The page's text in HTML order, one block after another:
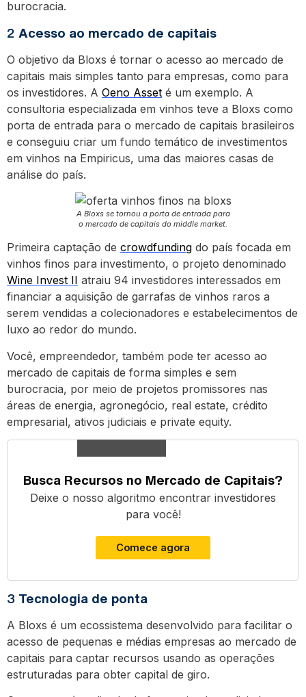
burocracia.
2 Acesso ao mercado de capitais
O objetivo da Bloxs é tornar o acesso ao mercado de
capitais mais simples tanto para empresas, como para
os investidores. A Oeno Asset é um exemplo. A
consultoria especializada em vinhos teve a Bloxs como
porta de entrada para o mercado de capitais brasileiros
e conseguiu criar um fundo temático de investimentos
em vinhos na Empiricus, uma das maiores casas de
análise do país.
A Bloxs se tornou a porta de entrada para
o mercado de capitais do middle market.
Primeira captação de crowdfunding do país focada em
vinhos finos para investimento, o projeto denominado
Wine Invest II atraiu 94 investidores interessados em
financiar a aquisição de garrafas de vinhos raros a
serem vendidas a colecionadores e estabelecimentos de
luxo ao redor do mundo.
Você, empreendedor, também pode ter acesso ao
mercado de capitais de forma simples e sem
burocracia, por meio de projetos promissores nas
áreas de energia, agronegócio, real estate, crédito
empresarial, ativos judiciais e private equity.
Busca Recursos no Mercado de Capitais?
Deixe o nosso algoritmo encontrar investidores
para você!
Comece agora
3 Tecnologia de ponta
A Bloxs é um ecossistema desenvolvido para facilitar o
acesso de pequenas e médias empresas ao mercado de
capitais para captar recursos usando as operações
estruturadas para obter capital de giro.